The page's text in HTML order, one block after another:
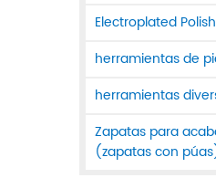
Electroplated
herramientas de
herramientas
Zapatas para
(zapatas con